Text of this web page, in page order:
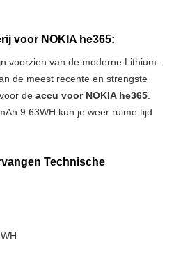
voor NOKIA he365:
voorzien van de moderne Lithium-
de meest recente en strengste
de accu voor NOKIA he365
9.63WH kun je weer ruime tijd
Technische